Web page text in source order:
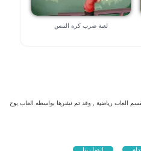
لعبة ضرب كره التنس
بريالدو 2019 وهي تابعه لقسم العاب رياضية , وقد تم نشرها بواسطه العاب بوح
اتصل بنا